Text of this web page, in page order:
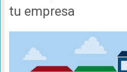
tu empresa